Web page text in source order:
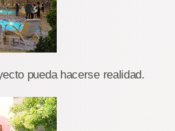
pueda hacerse realidad.